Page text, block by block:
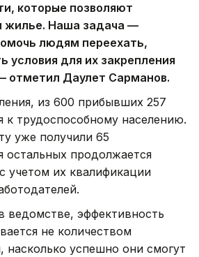
которые позволяют
жилье. Наша задача —
людям переехать,
условия для их закрепления
отметил Даулет Сарманов.
из 600 прибывших 257
к трудоспособному населению.
уже получили 65
остальных продолжается
учетом их квалификации
ведомстве, эффективность
не количеством
успешно они смогут